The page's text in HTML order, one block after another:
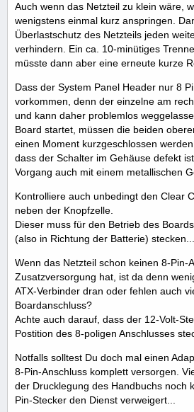
Auch wenn das Netzteil zu klein wäre,
wenigstens einmal kurz anspringen.
Überlastschutz des Netzteils jeden
verhindern. Ein ca. 10-minütiges
müsste dann aber eine erneute kurze
Dass der System Panel Header nur 8
vorkommen, denn der einzelne am
und kann daher problemlos
Board startet, müssen die beiden
einen Moment kurzgeschlossen
dass der Schalter im Gehäuse defekt
Vorgang auch mit einem metallischen
Kontrolliere auch unbedingt den Clear
neben der Knopfzelle.
Dieser muss für den Betrieb des
(also in Richtung der Batterie) stecken...
Wenn das Netzteil schon keinen 8-Pin-
Zusatzversorgung hat, ist da denn
ATX-Verbinder dran oder fehlen auch
Boardanschluss?
Achte auch darauf, dass der 12-Volt-
Postition des 8-poligen Anschlusses
Notfalls solltest Du doch mal einen
8-Pin-Anschluss komplett versorgen.
der Drucklegung des Handbuchs noch
Pin-Stecker den Dienst verweigert...